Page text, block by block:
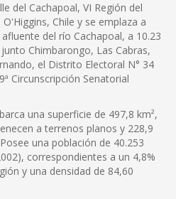
del Cachapoal, VI Región del
Chile y se emplaza a
del río Cachapoal, a 10.23
Chimbarongo, Las Cabras,
el Distrito Electoral N° 34
Circunscripción Senatorial
una superficie de 497,8 km²,
a terrenos planos y 228,9
una población de 40.253
correspondientes a un 4,8%
y una densidad de 84,60